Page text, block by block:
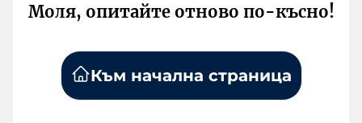
Моля, опитайте отново по-късно!
Към начална страница